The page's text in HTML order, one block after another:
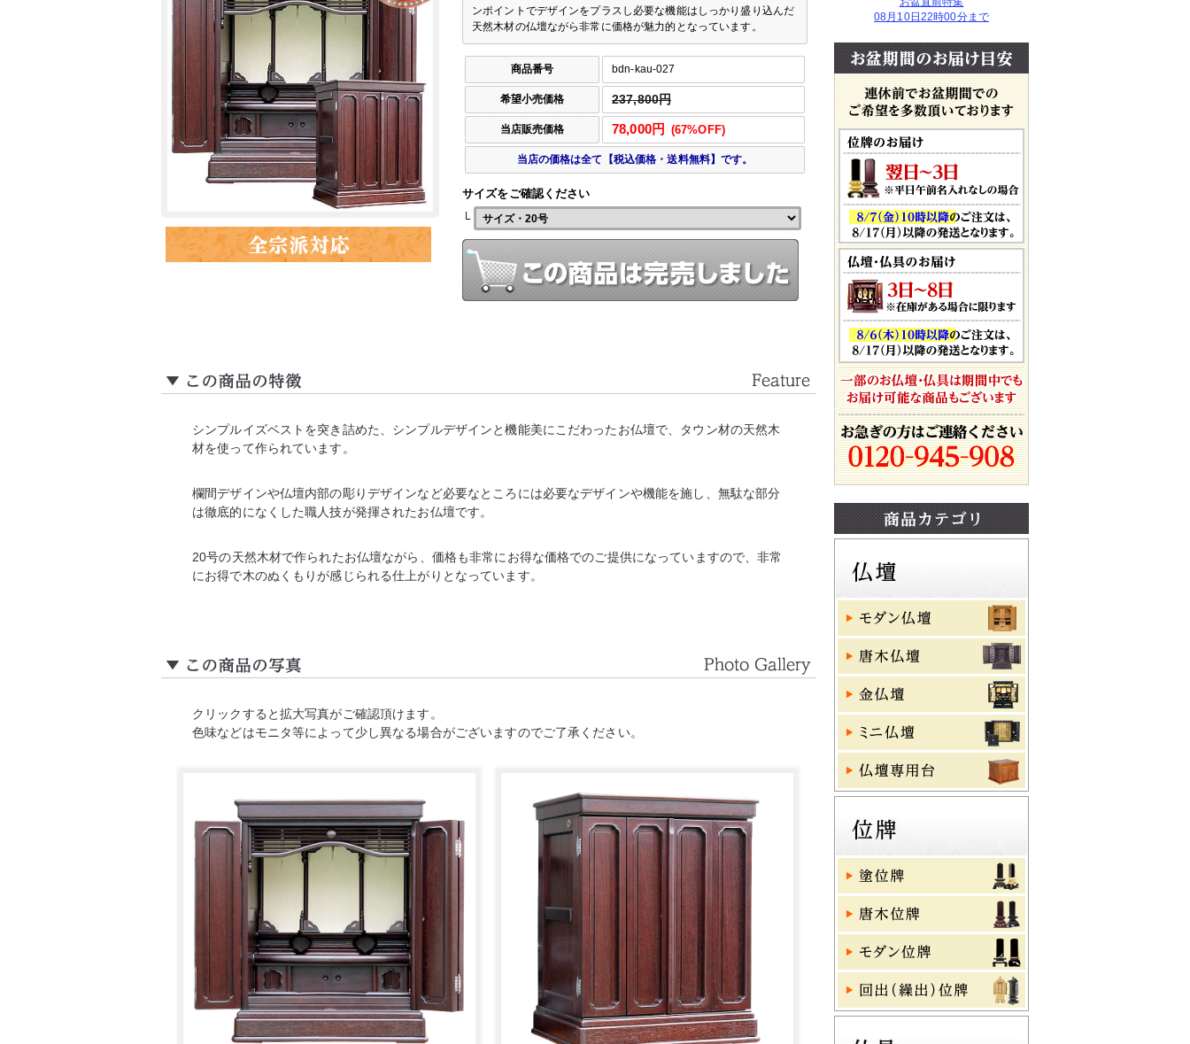
ンポイントでデザインをプラスし必要な機能はしっかり盛り込んだ
天然木材の仏壇ながら非常に価格が魅力的となっています。
商品番号 bdn-kau-027
希望小売価格 237,800円
当店販売価格 78,000円 (67%OFF)
当店の価格は全て【税込価格・送料無料】です。
サイズをご確認ください
└
シンプルイズベストを突き詰めた、シンプルデザインと機能美にこだわったお仏壇で、タウン材の天然木
材を使って作られています。
欄間デザインや仏壇内部の彫りデザインなど必要なところには必要なデザインや機能を施し、無駄な部分
は徹底的になくした職人技が発揮されたお仏壇です。
20号の天然木材で作られたお仏壇ながら、価格も非常にお得な価格でのご提供になっていますので、非常
にお得で木のぬくもりが感じられる仕上がりとなっています。
クリックすると拡大写真がご確認頂けます。
色味などはモニタ等によって少し異なる場合がございますのでご了承ください。
08月10日22時00分まで